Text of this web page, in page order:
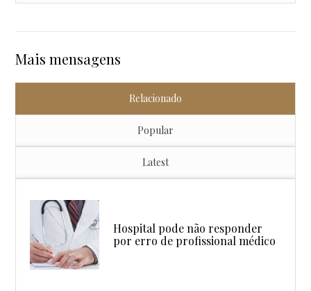
Mais mensagens
Relacionado
Popular
Latest
Hospital pode não responder
por erro de profissional médico